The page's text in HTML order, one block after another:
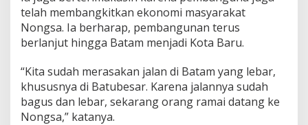
telah membangkitkan ekonomi masyarakat
Nongsa. Ia berharap, pembangunan terus
berlanjut hingga Batam menjadi Kota Baru.
“Kita sudah merasakan jalan di Batam yang lebar,
khususnya di Batubesar. Karena jalannya sudah
bagus dan lebar, sekarang orang ramai datang ke
Nongsa,” katanya.